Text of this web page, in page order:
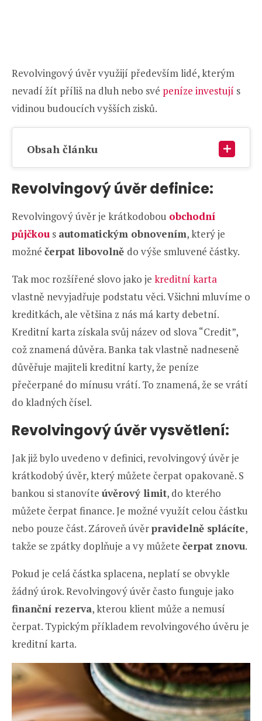
Revolvingový úvěr využijí především lidé, kterým
nevadí žít příliš na dluh nebo své peníze investují s
vidinou budoucích vyšších zisků.
Obsah článku
Revolvingový úvěr definice:
Revolvingový úvěr je krátkodobou obchodní
půjčkou s automatickým obnovením, který je
možné čerpat libovolně do výše smluvené částky.
Tak moc rozšířené slovo jako je kreditní karta
vlastně nevyjadřuje podstatu věci. Všichni mluvíme o
kreditkách, ale většina z nás má karty debetní.
Kreditní karta získala svůj název od slova “Credit”,
což znamená důvěra. Banka tak vlastně nadneseně
důvěřuje majiteli kreditní karty, že peníze
přečerpané do mínusu vrátí. To znamená, že se vrátí
do kladných čísel.
Revolvingový úvěr vysvětlení:
Jak již bylo uvedeno v definici, revolvingový úvěr je
krátkodobý úvěr, který můžete čerpat opakovaně. S
bankou si stanovíte úvěrový limit, do kterého
můžete čerpat finance. Je možné využít celou částku
nebo pouze část. Zároveň úvěrpravidelně splácíte,
takže se zpátky doplňuje a vy můžete čerpat znovu.
Pokud je celá částka splacena, neplatí se obvykle
žádný úrok. Revolvingový úvěr často funguje jako
finanční rezerva, kterou klient může a nemusí
čerpat. Typickým příkladem revolvingového úvěru je
kreditní karta.